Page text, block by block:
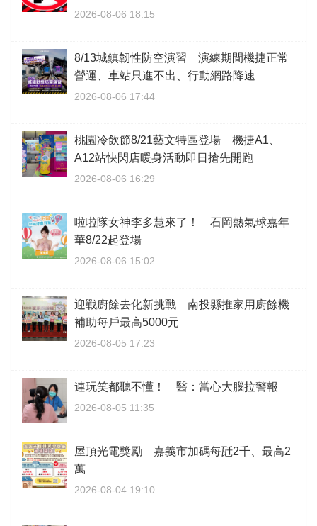
2026-08-06 18:15
8/13城鎮韌性防空演習 演練期間機捷正常
營運、車站只進不出、行動網路降速
2026-08-06 17:44
桃園冷飲節8/21藝文特區登場 機捷A1、
A12站快閃店暖身活動即日搶先開跑
2026-08-06 16:29
啦啦隊女神李多慧來了！ 石岡熱氣球嘉年
華8/22起登場
2026-08-06 15:02
迎戰廚餘去化新挑戰 南投縣推家用廚餘機
補助每戶最高5000元
2026-08-05 17:23
連玩笑都聽不懂！ 醫：當心大腦拉警報
2026-08-05 11:35
屋頂光電獎勵 嘉義市加碼每瓩2千、最高2
萬
2026-08-04 19:10